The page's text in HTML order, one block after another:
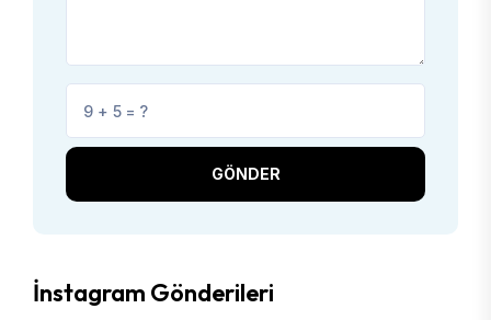
GÖNDER
İnstagram Gönderileri